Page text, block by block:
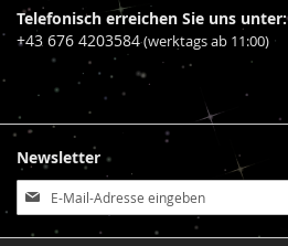
Telefonisch erreichen Sie uns unter:
+43 676 4203584(werktags ab 11:00)
Newsletter
Anmeldung
zum
Newsletter: